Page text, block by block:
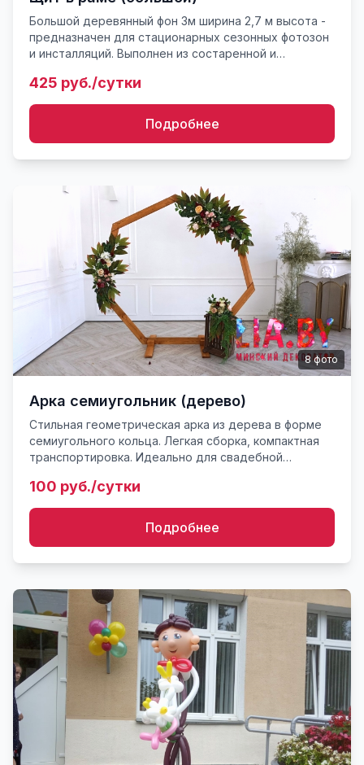
Большой деревянный фон 3м ширина 2,7 м высота -
предназначен для стационарных сезонных фотозон
и инсталляций. Выполнен из состаренной и
пола. Массив Ра...
425 руб./сутки
Подробнее
8фото
Арка семиугольник (дерево)
Стильная геометрическая арка из дерева в форме
семиугольного кольца. Легкая сборка, компактная
транспортировка. Идеально для свадебной
100 руб./сутки
Подробнее